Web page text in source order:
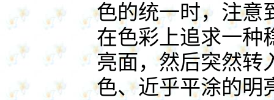
色的统一时，注意
在色彩上追求一种
亮面，然后突然转
色、近乎平涂的明